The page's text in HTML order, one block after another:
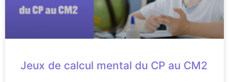
Jeux de calcul mental du CP au CM2